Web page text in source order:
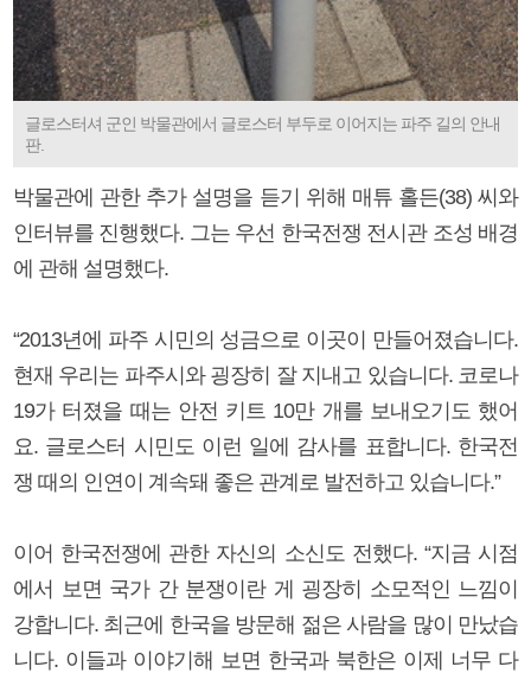
글로스터셔 군인 박물관에서 글로스터 부두로 이어지는 파주 길의 안내
판.
박물관에 관한 추가 설명을 듣기 위해 매튜 홀든(38) 씨와
인터뷰를 진행했다. 그는 우선 한국전쟁 전시관 조성 배경
에 관해 설명했다.
“2013년에 파주 시민의 성금으로 이곳이 만들어졌습니다.
현재 우리는 파주시와 굉장히 잘 지내고 있습니다. 코로나
19가 터졌을 때는 안전 키트 10만 개를 보내오기도 했어
요. 글로스터 시민도 이런 일에 감사를 표합니다. 한국전
쟁 때의 인연이 계속돼 좋은 관계로 발전하고 있습니다.”
이어 한국전쟁에 관한 자신의 소신도 전했다. “지금 시점
에서 보면 국가 간 분쟁이란 게 굉장히 소모적인 느낌이
강합니다. 최근에 한국을 방문해 젊은 사람을 많이 만났습
니다. 이들과 이야기해 보면 한국과 북한은 이제 너무 다